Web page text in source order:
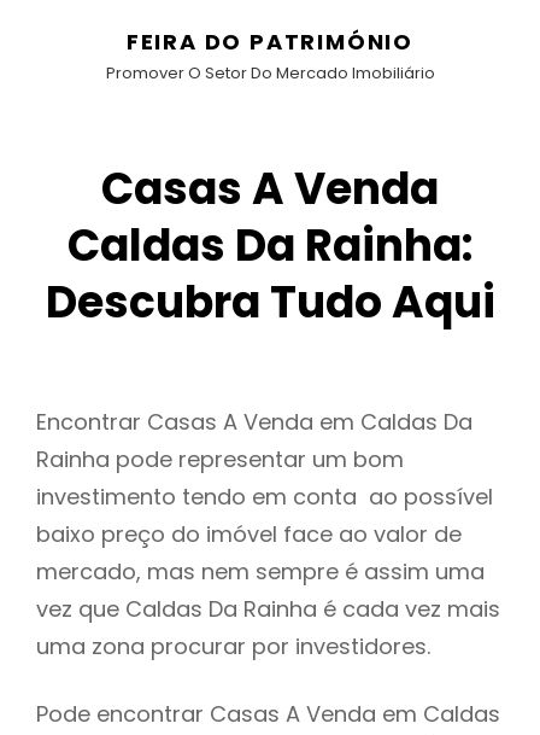
FEIRA DO PATRIMÓNIO
Promover O Setor Do Mercado Imobiliário
Casas A Venda
Caldas Da Rainha:
Descubra Tudo Aqui
Encontrar Casas A Venda em Caldas Da
Rainha pode representar um bom
investimento tendo em conta ao possível
baixo preço do imóvel face ao valor de
mercado, mas nem sempre é assim uma
vez que Caldas Da Rainha é cada vez mais
uma zona procurar por investidores.
Pode encontrar Casas A Venda em Caldas